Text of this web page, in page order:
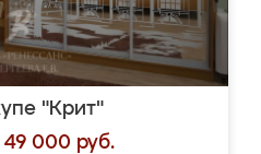
"Крит"
49 000 руб.